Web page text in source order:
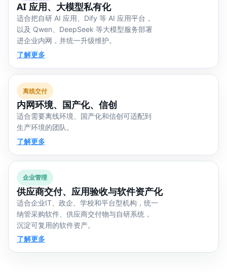
AI 应用、大模型私有化
适合把自研 AI 应用、Dify 等 AI 应用平台，
以及 Qwen、DeepSeek 等大模型服务部署
进企业内网，并统一升级维护。
了解更多
离线交付
内网环境、国产化、信创
适合需要离线环境、国产化和信创可适配到
生产环境的团队。
了解更多
企业管理
供应商交付、应用验收与软件资产化
适合企业IT、政企、学校和平台型机构，统一
纳管采购软件、供应商交付物与自研系统，
沉淀可复用的软件资产。
了解更多